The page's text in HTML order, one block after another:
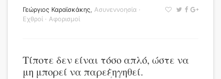
Γεώργιος Καραϊσκάκης, Ασυνεννοησία ·
Εχθροί · Αφορισμοί
Τίποτε δεν είναι τόσο απλό, ώστε να
μη μπορεί να παρεξηγηθεί.